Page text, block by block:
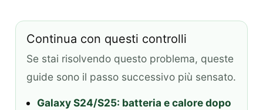
Continua con questi controlli
Se stai risolvendo questo problema, queste
guide sono il passo successivo più sensato.
Galaxy S24/S25: batteria e calore dopo